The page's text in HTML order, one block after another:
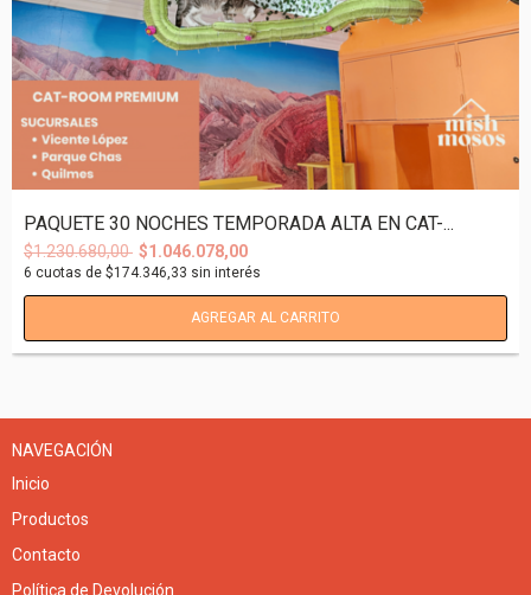
PAQUETE 30 NOCHES TEMPORADA ALTA EN CAT-...
$1.230.680,00 $1.046.078,00
6 cuotas de $174.346,33 sin interés
NAVEGACIÓN
Inicio
Productos
Contacto
Política de Devolución